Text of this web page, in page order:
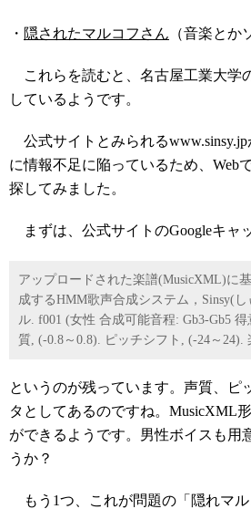
・ 隠されたマルコフさん （音楽とか
これらを読むと、名古屋工業大学
しているようです。
公式サイトとみられる
に情報不足に陥っているため、Web
探してみました。
まずは、公式サイトのGoogleキャ
アップロードされた楽譜(MusicXML)に
成するHMM歌声合成システム，Sinsy(
ル. f001 (女性 合成可能音程: Gb3-Gb5
質, (-0.8～0.8). ピッチシフト, (-24～24).
というのが残っています。声質、ピ
タとしてあるのですね。MusicXML
ができるようです。男性ボイスも用
うか？
もう1つ、これが問題の「隠れマル